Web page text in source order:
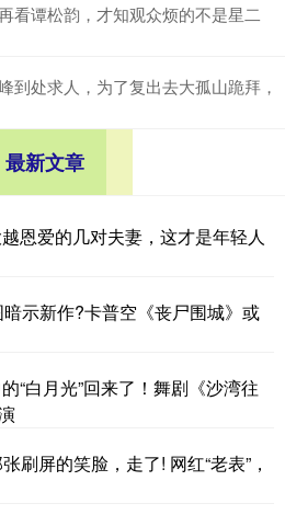
看谭松韵，才知观众烦的不是星二
到处求人，为了复出去大孤山跪拜，
最新文章
恩爱的几对夫妻，这才是年轻人
示新作?卡普空《丧尸围城》或
“白月光”回来了！舞剧《沙湾往
刷屏的笑脸，走了! 网红“老表”，